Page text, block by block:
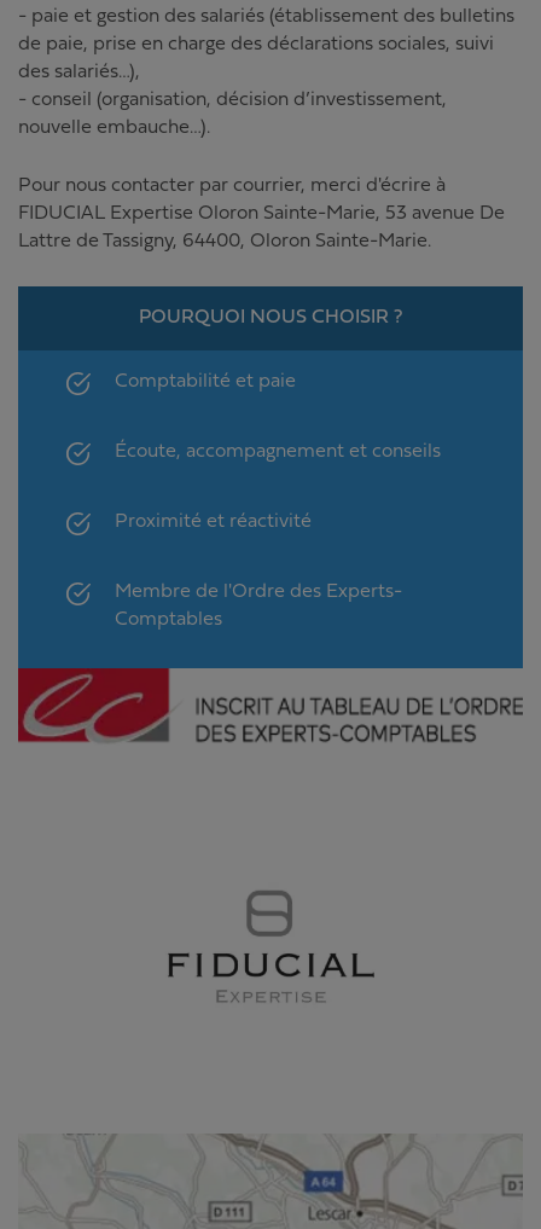
- paie et gestion des salariés (établissement des bulletins
de paie, prise en charge des déclarations sociales, suivi
des salariés…),
- conseil (organisation, décision d’investissement,
nouvelle embauche…).
Pour nous contacter par courrier, merci d'écrire à
FIDUCIAL Expertise Oloron Sainte-Marie, 53 avenue De
Lattre de Tassigny, 64400, Oloron Sainte-Marie.
POURQUOI NOUS CHOISIR ?
Comptabilité et paie
Écoute, accompagnement et conseils
Proximité et réactivité
Membre de l'Ordre des Experts-
Comptables